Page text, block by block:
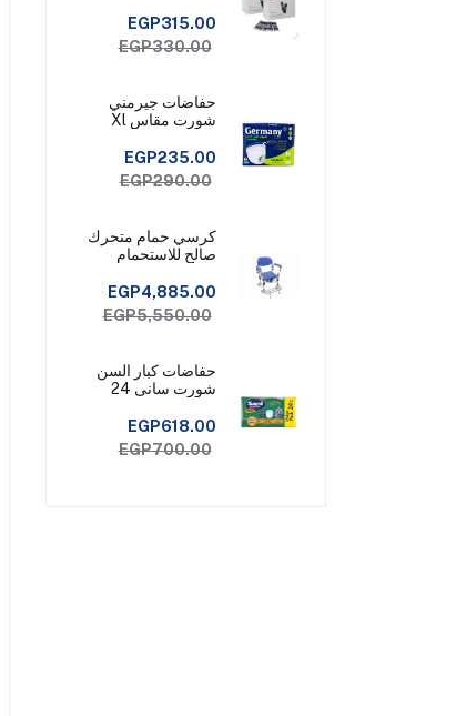
شريط قياس
EGP315.00
EGP330.00
حفاضات جيرمني
شورت مقاس Xl
EGP235.00
EGP290.00
كرسي حمام متحرك
صالح للاستحمام
EGP4,885.00
EGP5,550.00
حفاضات كبار السن
شورت سانى 24
EGP618.00
EGP700.00